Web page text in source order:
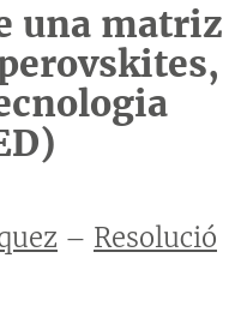
una matriz
– Resolució